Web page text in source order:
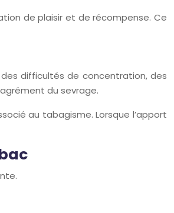
de plaisir et de récompense. Ce
difficultés de concentration, des
du sevrage.
au tabagisme. Lorsque l’apport